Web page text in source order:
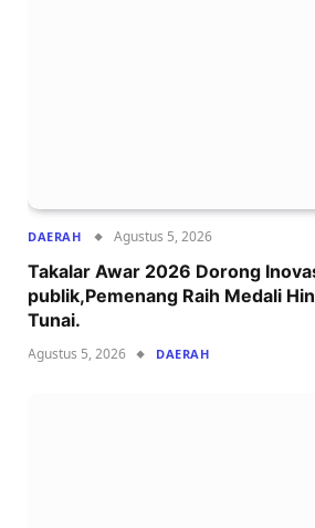
DAERAH Agustus 5, 2026
Takalar Awar 2026 Dorong
publik,Pemenang Raih Medali
Tunai.
Agustus 5, 2026 DAERAH